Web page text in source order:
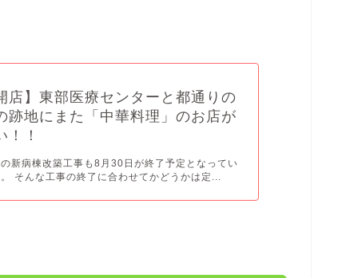
店】東部医療センターと都通りの
跡地にまた「中華料理」のお店が
！！
新病棟改築工事も8月30日が終了予定となってい
そんな工事の終了に合わせてかどうかは定...